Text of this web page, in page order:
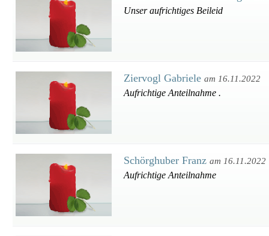
Unser aufrichtiges Beileid
Ziervogl Gabriele am 16.11.2022
Aufrichtige Anteilnahme .
Schörghuber Franz am 16.11.2022
Aufrichtige Anteilnahme